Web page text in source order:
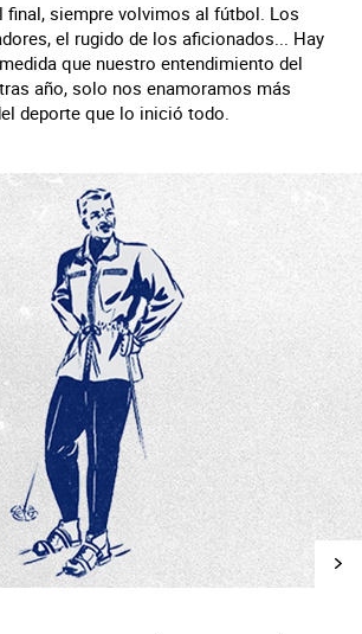
final, siempre volvimos al fútbol. Los
el rugido de los aficionados... Hay
que nuestro entendimiento del
año, solo nos enamoramos más
deporte que lo inició todo.